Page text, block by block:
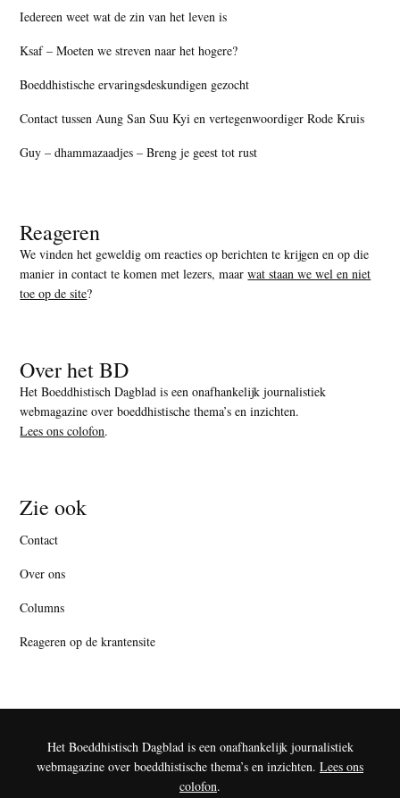
Iedereen weet wat de zin van het leven is
Ksaf – Moeten we streven naar het hogere?
Boeddhistische ervaringsdeskundigen gezocht
Contact tussen Aung San Suu Kyi en vertegenwoordiger Rode Kruis
Guy – dhammazaadjes – Breng je geest tot rust
Reageren
We vinden het geweldig om reacties op berichten te krijgen en op die
manier in contact te komen met lezers, maarwat staan we wel en niet
toe op de site?
Over het BD
Het Boeddhistisch Dagblad is een onafhankelijk journalistiek
webmagazine over boeddhistische thema’s en inzichten.
Lees ons colofon.
Zie ook
Contact
Over ons
Columns
Reageren op de krantensite
Het Boeddhistisch Dagblad is een onafhankelijk journalistiek
webmagazine over boeddhistische thema’s en inzichten. Lees ons
colofon.